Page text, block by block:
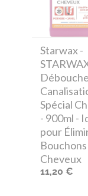
Starwax-
Spécial
- 900ml -
pour
Cheveux
11,20 €